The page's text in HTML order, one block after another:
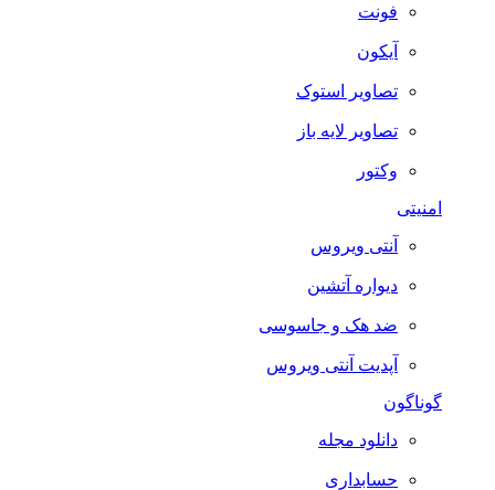
فونت
آیکون
تصاویر استوک
تصاویر لایه باز
وکتور
امنیتی
آنتی ویروس
دیواره آتشین
ضد هک و جاسوسی
آپدیت آنتی ویروس
گوناگون
دانلود مجله
حسابداری